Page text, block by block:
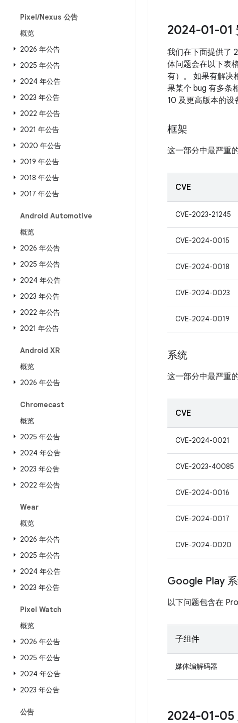
Pixel/Nexus 公告
概览
2026 年公告
2025 年公告
2024 年公告
2023 年公告
2022 年公告
2021 年公告
2020 年公告
2019 年公告
2018 年公告
2017 年公告
Android Automotive
概览
2026 年公告
2025 年公告
2024 年公告
2023 年公告
2022 年公告
2021 年公告
Android XR
概览
2026 年公告
Chromecast
概览
2025 年公告
2024 年公告
2023 年公告
2022 年公告
Wear
概览
2026 年公告
2025 年公告
2024 年公告
2023 年公告
Pixel Watch
概览
2026 年公告
2025 年公告
2024 年公告
2023 年公告
公告
2024-01-01
我们在下面提供了
体问题会在以下表
有）。 如果有解决
果某个 bug 有多条
10 及更高版本的设
框架
这一部分中最严重
CVE
CVE-2023-21245
CVE-2024-0015
CVE-2024-0018
CVE-2024-0023
CVE-2024-0019
系统
这一部分中最严重
CVE
CVE-2024-0021
CVE-2023-40085
CVE-2024-0016
CVE-2024-0017
CVE-2024-0020
Google Play
以下问题包含在
子组件
媒体编解码器
2024-01-05